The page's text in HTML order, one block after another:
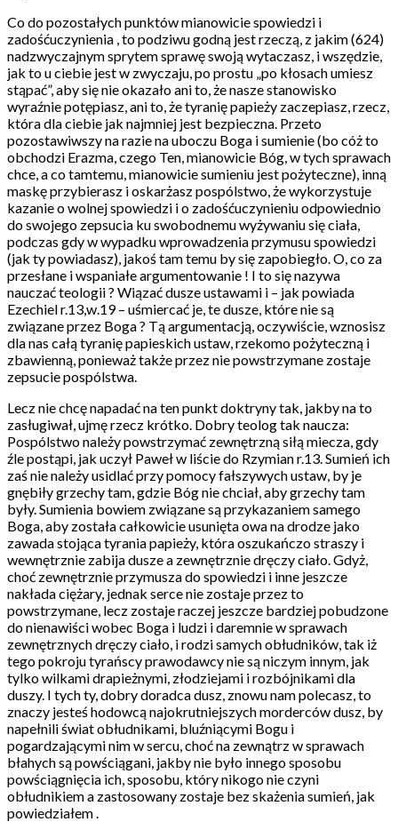
Co do pozostałych punktów mianowicie spowiedzi i
zadośćuczynienia , to podziwu godną jest rzeczą, z jakim (624)
nadzwyczajnym sprytem sprawę swoją wytaczasz, i wszędzie,
jak to u ciebie jest w zwyczaju, po prostu „po kłosach umiesz
stąpać”, aby się nie okazało ani to, że nasze stanowisko
wyraźnie potępiasz, ani to, że tyranię papieży zaczepiasz, rzecz,
która dla ciebie jak najmniej jest bezpieczna. Przeto
pozostawiwszy na razie na uboczu Boga i sumienie (bo cóż to
obchodzi Erazma, czego Ten, mianowicie Bóg, w tych sprawach
chce, a co tamtemu, mianowicie sumieniu jest pożyteczne), inną
maskę przybierasz i oskarżasz pospólstwo, że wykorzystuje
kazanie o wolnej spowiedzi i o zadośćuczynieniu odpowiednio
do swojego zepsucia ku swobodnemu wyżywaniu się ciała,
podczas gdy w wypadku wprowadzenia przymusu spowiedzi
(jak ty powiadasz), jakoś tam temu by się zapobiegło. O, co za
przesłane i wspaniałe argumentowanie ! I to się nazywa
nauczać teologii ? Wiązać dusze ustawami i – jak powiada
Ezechiel r.13,w.19 – uśmiercać je, te dusze, które nie są
związane przez Boga ? Tą argumentacją, oczywiście, wznosisz
dla nas całą tyranię papieskich ustaw, rzekomo pożyteczną i
zbawienną, ponieważ także przez nie powstrzymane zostaje
zepsucie pospólstwa.
Lecz nie chcę napadać na ten punkt doktryny tak, jakby na to
zasługiwał, ujmę rzecz krótko. Dobry teolog tak naucza:
Pospólstwo należy powstrzymać zewnętrzną siłą miecza, gdy
źle postąpi, jak uczył Paweł w liście do Rzymian r.13. Sumień ich
zaś nie należy usidlać przy pomocy fałszywych ustaw, by je
gnębiły grzechy tam, gdzie Bóg nie chciał, aby grzechy tam
były. Sumienia bowiem związane są przykazaniem samego
Boga, aby została całkowicie usunięta owa na drodze jako
zawada stojąca tyrania papieży, która oszukańczo straszy i
wewnętrznie zabija dusze a zewnętrznie dręczy ciało. Gdyż,
choć zewnętrznie przymusza do spowiedzi i inne jeszcze
nakłada ciężary, jednak serce nie zostaje przez to
powstrzymane, lecz zostaje raczej jeszcze bardziej pobudzone
do nienawiści wobec Boga i ludzi i daremnie w sprawach
zewnętrznych dręczy ciało, i rodzi samych obłudników, tak iż
tego pokroju tyrańscy prawodawcy nie są niczym innym, jak
tylko wilkami drapieżnymi, złodziejami i rozbójnikami dla
duszy. I tych ty, dobry doradca dusz, znowu nam polecasz, to
znaczy jesteś hodowcą najokrutniejszych morderców dusz, by
napełnili świat obłudnikami, bluźniącymi Bogu i
pogardzającymi nim w sercu, choć na zewnątrz w sprawach
błahych są powściągani, jakby nie było innego sposobu
powściągnięcia ich, sposobu, który nikogo nie czyni
obłudnikiem a zastosowany zostaje bez skażenia sumień, jak
powiedziałem .